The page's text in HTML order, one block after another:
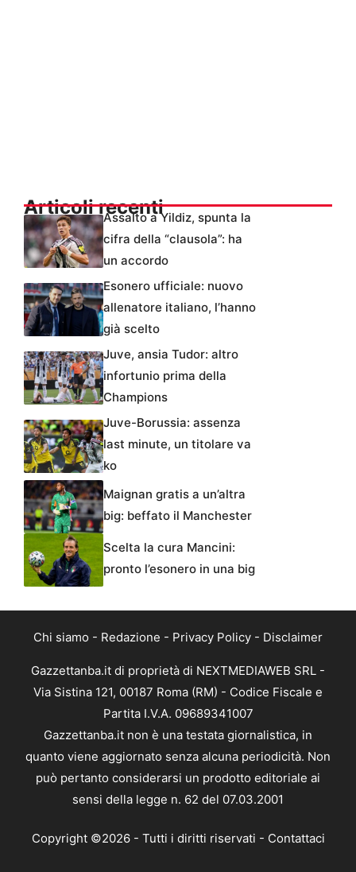
Articoli recentiAssalto a Yildiz, spunta la
cifra della “clausola”: ha
un accordo
Esonero ufficiale: nuovo
allenatore italiano, l’hanno
già scelto
Juve, ansia Tudor: altro
infortunio prima della
Champions
Juve-Borussia: assenza
last minute, un titolare va
ko
Maignan gratis a un’altra
big: beffato il Manchester
Scelta la cura Mancini:
pronto l’esonero in una big
Chi siamo - Redazione - Privacy Policy - Disclaimer
Gazzettanba.it di proprietà di NEXTMEDIAWEB SRL -
Via Sistina 121, 00187 Roma (RM) - Codice Fiscale e
Partita I.V.A. 09689341007
Gazzettanba.it non è una testata giornalistica, in
quanto viene aggiornato senza alcuna periodicità. Non
può pertanto considerarsi un prodotto editoriale ai
sensi della legge n. 62 del 07.03.2001
Copyright ©2026 - Tutti i diritti riservati - Contattaci